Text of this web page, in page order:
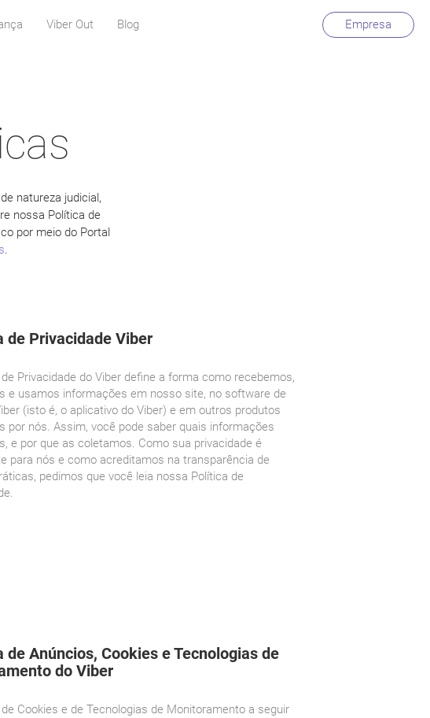
Viber Out Blog Empresa
natureza judicial,
nossa Política de
por meio do Portal
.
de Privacidade Viber
Privacidade do Viber define a forma como recebemos,
e usamos informações em nosso site, no software de
(isto é, o aplicativo do Viber) e em outros produtos
por nós. Assim, você pode saber quais informações
e por que as coletamos. Como sua privacidade é
para nós e como acreditamos na transparência de
pedimos que você leia nossa Política de
de Anúncios, Cookies e Tecnologias de
do Viber
Cookies e de Tecnologias de Monitoramento a seguir